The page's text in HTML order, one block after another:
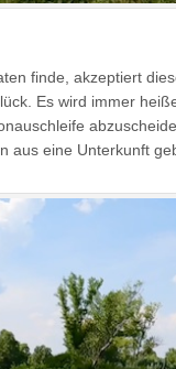
finde, akzeptiert
Es wird immer
aus eine Unterkunft